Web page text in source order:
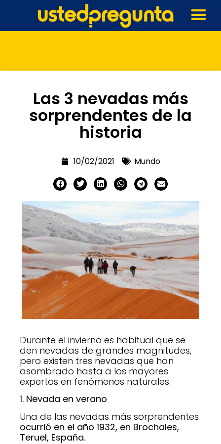
Las 3 nevadas más
sorprendentes de la
historia
10/02/2021 Mundo
Durante el invierno es habitual que se
den nevadas de grandes magnitudes,
pero existen tres nevadas que han
asombrado hasta a los mayores
expertos en fenómenos naturales.
1. Nevada en verano
Una de las nevadas más sorprendentes
ocurrió en el año 1932, en Brochales,
Teruel, España.